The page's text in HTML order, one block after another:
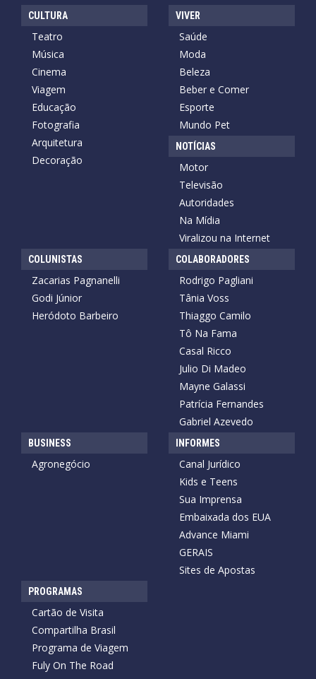
CULTURA
Teatro
Música
Cinema
Viagem
Educação
Fotografia
Arquitetura
Decoração
VIVER
Saúde
Moda
Beleza
Beber e Comer
Esporte
Mundo Pet
NOTÍCIAS
Motor
Televisão
Autoridades
Na Mídia
Viralizou na Internet
COLUNISTAS
Zacarias Pagnanelli
Godi Júnior
Heródoto Barbeiro
COLABORADORES
Rodrigo Pagliani
Tânia Voss
Thiaggo Camilo
Tô Na Fama
Casal Ricco
Julio Di Madeo
Mayne Galassi
Patrícia Fernandes
Gabriel Azevedo
BUSINESS
Agronegócio
INFORMES
Canal Jurídico
Kids e Teens
Sua Imprensa
Embaixada dos EUA
Advance Miami
GERAIS
Sites de Apostas
PROGRAMAS
Cartão de Visita
Compartilha Brasil
Programa de Viagem
Fuly On The Road